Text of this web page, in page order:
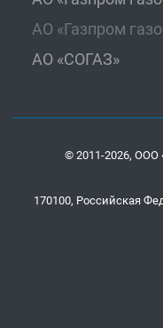
АО «Газпром
АО «СОГАЗ»
© 2011-2026, ООО
170100, Российская